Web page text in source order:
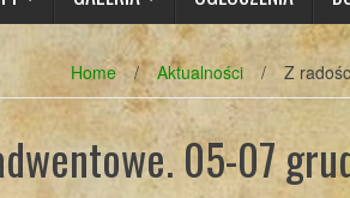
Home / Aktualności / Z
05-07